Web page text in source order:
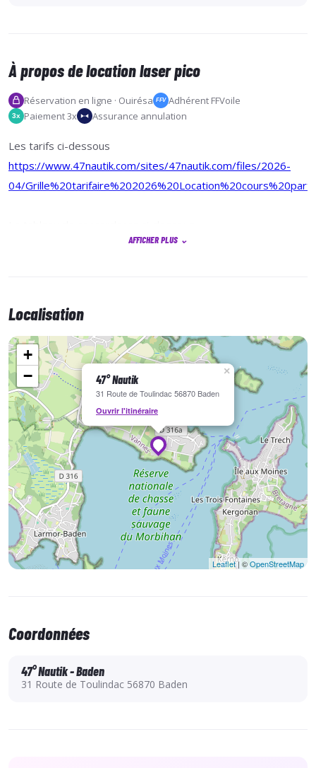
À propos de location laser pico
Réservation en ligne · Ouirésa FFV Adhérent FFVoile
3x Paiement 3x Assurance annulation
Les tarifs ci-dessous
https://www.47nautik.com/sites/47nautik.com/files/2026-
04/
https://www.47nautik.com/sites/47nautik.com/files/2026-
AFFICHER PLUS ⌄
Localisation
47° Nautik
31 Route de Toulindac 56870 Baden
Ouvrir l'itinéraire
×
+
−
Leaflet| ©OpenStreetMap
Coordonnées
47° Nautik - Baden
31 Route de Toulindac 56870 Baden